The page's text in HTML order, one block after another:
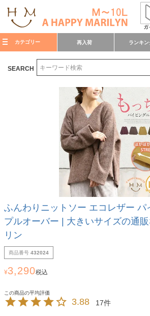
カテゴリー 再入荷 ランキン
SEARCH
ふんわりニットソー エコレザー パ
プルオーバー | 大きいサイズの通
リン
商品番号 432024
¥3,290税込
3.88 17